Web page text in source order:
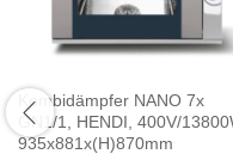
Kombidämpfer NANO 7x
GN1/1, HENDI, 400V/
935x881x(H)870mm